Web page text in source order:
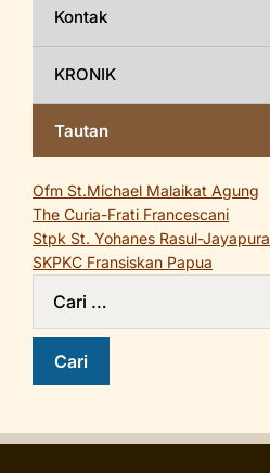
Kontak
KRONIK
Tautan
Ofm St.Michael Malaikat Agung
The Curia-Frati Francescani
Stpk St. Yohanes Rasul-Jayapura
SKPKC Fransiskan Papua